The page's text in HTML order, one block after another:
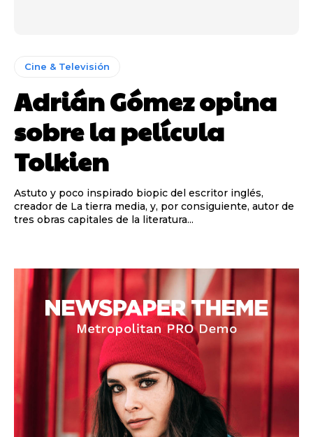
Cine & Televisión
Adrián Gómez opina
sobre la película
Tolkien
Astuto y poco inspirado biopic del escritor inglés,
creador de La tierra media, y, por consiguiente, autor de
tres obras capitales de la literatura...